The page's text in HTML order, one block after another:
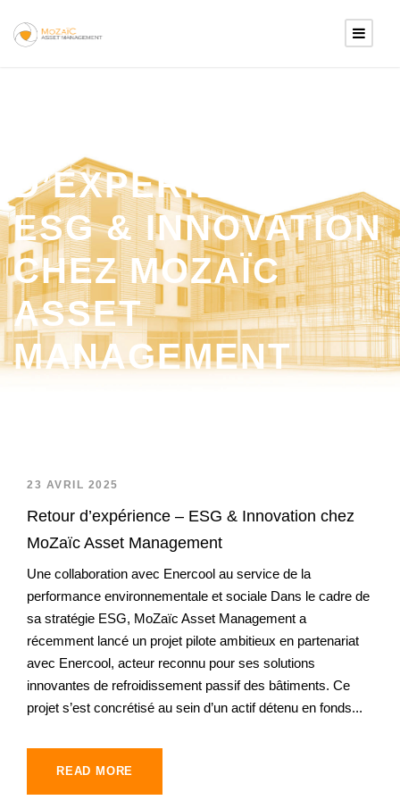
D’EXPÉRIENCE –
ESG & INNOVATION
CHEZ MOZAÏC
ASSET
MANAGEMENT
23 AVRIL 2025
Retour d’expérience – ESG & Innovation chez
MoZaïc Asset Management
Une collaboration avec Enercool au service de la
performance environnementale et sociale Dans le cadre de
sa stratégie ESG, MoZaïc Asset Management a
récemment lancé un projet pilote ambitieux en partenariat
avec Enercool, acteur reconnu pour ses solutions
innovantes de refroidissement passif des bâtiments. Ce
projet s’est concrétisé au sein d’un actif détenu en fonds...
READ MORE